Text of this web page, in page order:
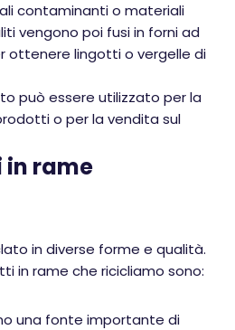
contaminanti o materiali
vengono poi fusi in forni ad
ottenere lingotti o vergelle di
può essere utilizzato per la
o per la vendita sul
in rame
in diverse forme e qualità.
in rame che ricicliamo sono:
una fonte importante di